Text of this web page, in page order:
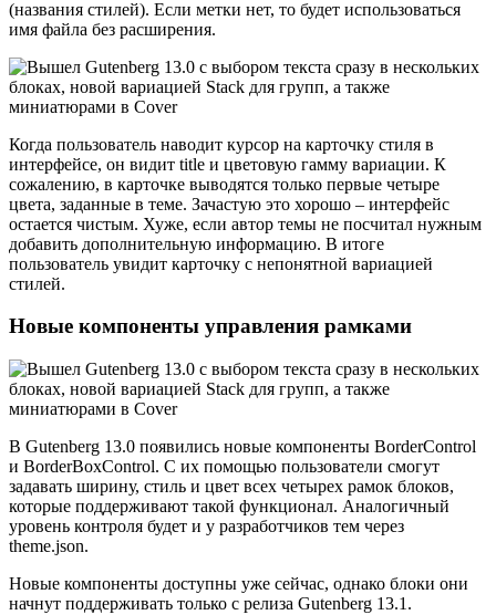
(названия стилей). Если метки нет, то будет использоваться
имя файла без расширения.
Когда пользователь наводит курсор на карточку стиля в
интерфейсе, он видит title и цветовую гамму вариации. К
сожалению, в карточке выводятся только первые четыре
цвета, заданные в теме. Зачастую это хорошо – интерфейс
остается чистым. Хуже, если автор темы не посчитал нужным
добавить дополнительную информацию. В итоге
пользователь увидит карточку с непонятной вариацией
стилей.
Новые компоненты управления рамками
В Gutenberg 13.0 появились новые компоненты BorderControl
и BorderBoxControl. С их помощью пользователи смогут
задавать ширину, стиль и цвет всех четырех рамок блоков,
которые поддерживают такой функционал. Аналогичный
уровень контроля будет и у разработчиков тем через
theme.json.
Новые компоненты доступны уже сейчас, однако блоки они
начнут поддерживать только с релиза Gutenberg 13.1.